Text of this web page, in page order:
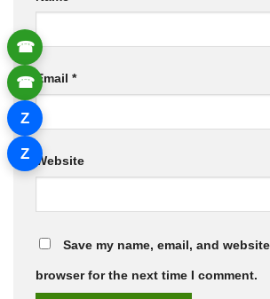
Email *
Website
Save my name, email, and
browser for the next time I comment.
☎
☎
Z
Z